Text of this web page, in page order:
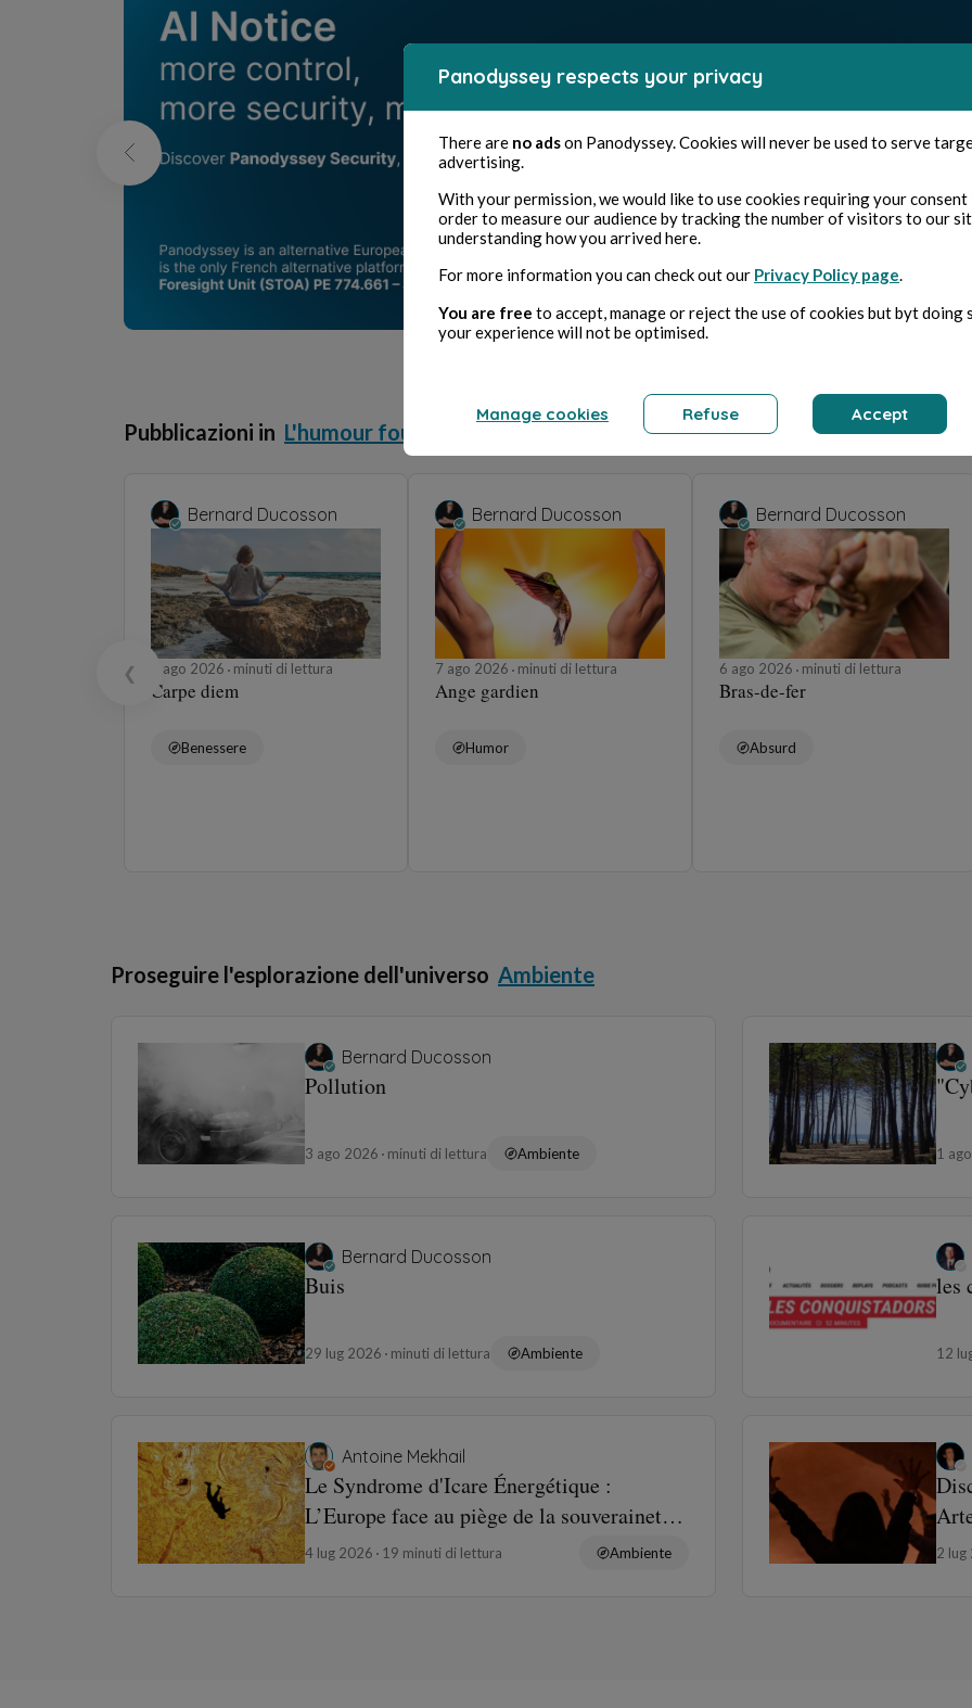
Pubblicazioni in L'humour fou
❮
Bernard Ducosson
7 ago 2026 minuti di lettura
Carpe diem
Benessere
Bernard Ducosson
7 ago 2026 minuti di lettura
Ange gardien
Humor
Bernard Ducosson
6 ago 2026 minuti di lettura
Bras-de-fer
Absurd
Proseguire l'esplorazione dell'universo Ambiente
Bernard Ducosson
Pollution
3 ago 2026 minuti di lettura Ambiente 1
Bernard Ducosson
Buis
29 lug 2026 minuti di lettura Ambiente
les
12
Antoine Mekhail
Le Syndrome d'Icare Énergétique :
L’Europe face au piège de la souveraineté
sans matière
4 lug 2026 19 minuti di lettura Ambiente 2 lug
Panodyssey respects your privacy
There are no adson Panodyssey. Cookies will never be used to serve
advertising.
With your permission, we would like to use cookies requiring your consent
order to measure our audience by tracking the number of visitors to our
understanding how you arrived here.
For more information you can check out our Privacy Policy page.
You are free to accept, manage or reject the use of cookies but byt doing
your experience will not be optimised.
Manage cookies Refuse Accept